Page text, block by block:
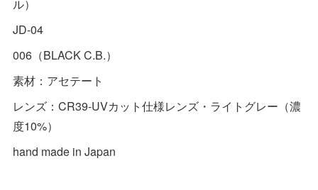
ル）
JD-04
006（BLACK C.B.）
素材：アセテート
レンズ：CR39-UVカット仕様レンズ・ライトグレー（濃
度10%）
hand made in Japan